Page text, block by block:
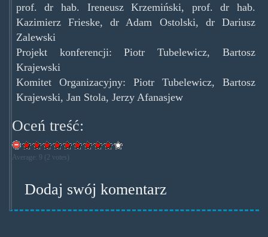
prof. dr hab. Ireneusz Krzemiński, prof. dr hab.
Kazimierz Frieske, dr Adam Ostolski, dr Dariusz
Zalewski
Projekt konferencji: Piotr Tubelewicz, Bartosz
Krajewski
Komitet Organizacyjny: Piotr Tubelewicz, Bartosz
Krajewski, Jan Stola, Jerzy Afanasjew
Oceń treść:
Average: 9 ( 2 votes)
Dodaj swój komentarz